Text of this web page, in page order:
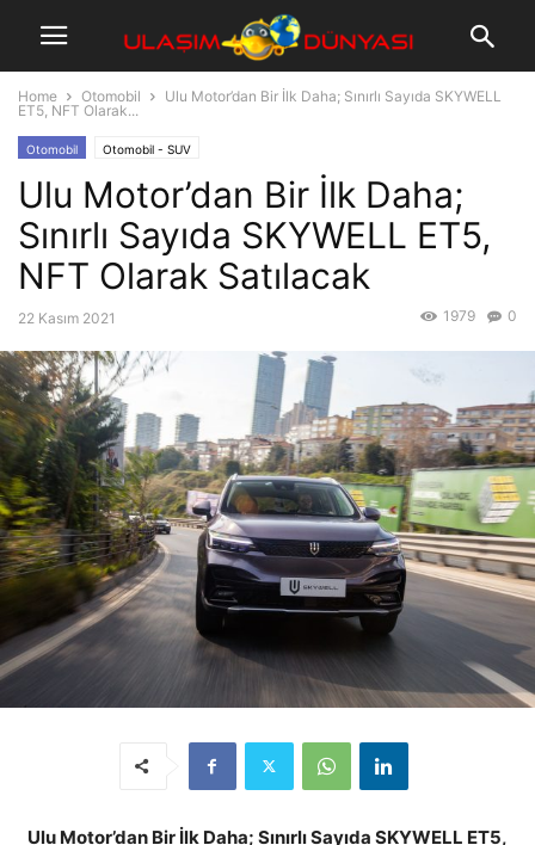
Home Otomobil
Ulu Motor’dan Bir İlk Daha; Sınırlı Sayıda SKYWELL
ET5, NFT Olarak...
Otomobil Otomobil - SUV
Ulu Motor’dan Bir İlk Daha;
Sınırlı Sayıda SKYWELL ET5,
NFT Olarak Satılacak
22 Kasım 2021 0
1979
Ulu Motor’dan Bir İlk Daha; Sınırlı Sayıda SKYWELL ET5,